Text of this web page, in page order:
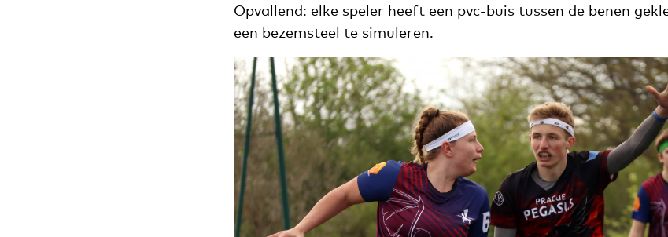
Opvallend: elke speler heeft een pvc-buis tussen de benen
een bezemsteel te simuleren.